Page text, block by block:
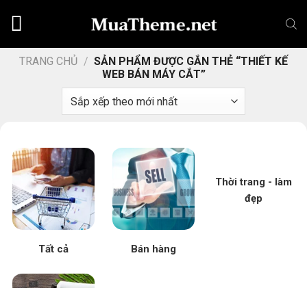
dungTRANG CHỦ / SẢN PHẨM ĐƯỢC GẮN THẺ “THIẾT KẾ
WEB BÁN MÁY CẮT”
Tất cả Bán hàng
Thời trang - làm
đẹp